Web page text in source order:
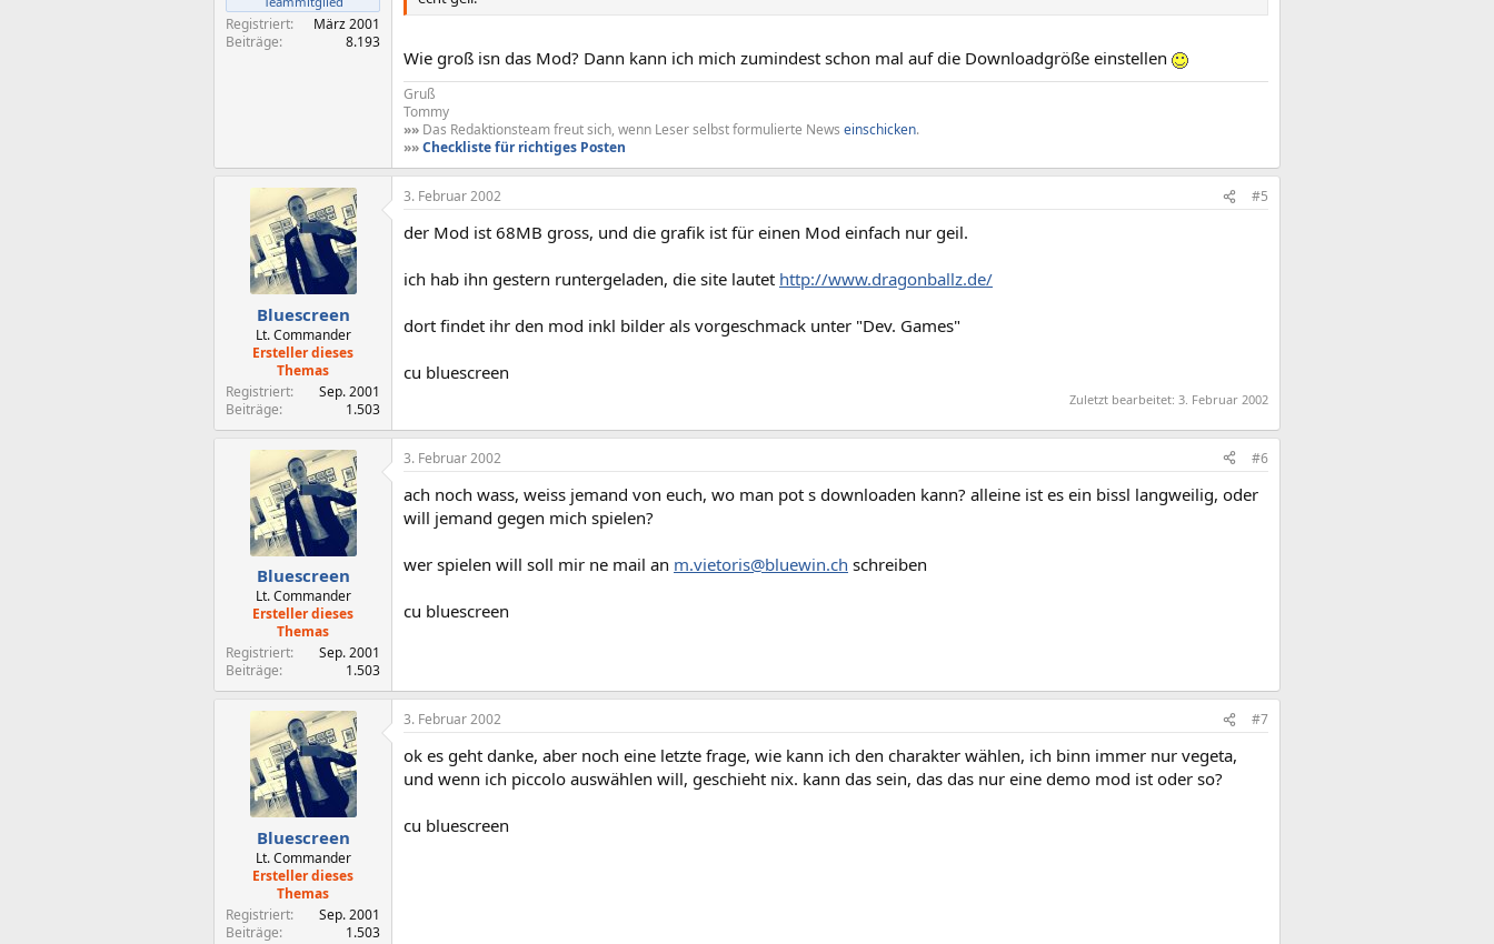
Registriert
März 2001
Beiträge
8.193
Wie groß isn das Mod? Dann kann ich mich zumindest schon mal auf die Downloadgröße einstellen
Gruß
Tommy
»» Das Redaktionsteam freut sich, wenn Leser selbst formulierte News einschicken.
»»Checkliste für richtiges Posten
Bluescreen
Lt. Commander
Ersteller dieses
Themas
Registriert
Sep. 2001
Beiträge
1.503
3. Februar 2002 #5
der Mod ist 68MB gross, und die grafik ist für einen Mod einfach nur geil.
ich hab ihn gestern runtergeladen, die site lautet http://www.dragonballz.de/
dort findet ihr den mod inkl bilder als vorgeschmack unter "Dev. Games"
cu bluescreen
Zuletzt bearbeitet: 3. Februar 2002
Bluescreen
Lt. Commander
Ersteller dieses
Themas
Registriert
Sep. 2001
Beiträge
1.503
3. Februar 2002 #6
ach noch wass, weiss jemand von euch, wo man pot s downloaden kann? alleine ist es ein bissl langweilig, oder
will jemand gegen mich spielen?
wer spielen will soll mir ne mail an m.vietoris@bluewin.ch schreiben
cu bluescreen
Bluescreen
Lt. Commander
Ersteller dieses
Themas
Registriert
Sep. 2001
Beiträge
1.503
3. Februar 2002 #7
ok es geht danke, aber noch eine letzte frage, wie kann ich den charakter wählen, ich binn immer nur vegeta,
und wenn ich piccolo auswählen will, geschieht nix. kann das sein, das das nur eine demo mod ist oder so?
cu bluescreen